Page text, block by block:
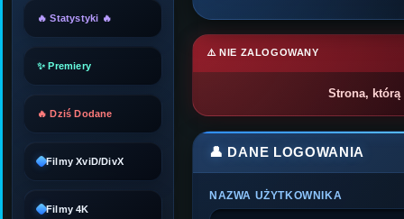
🔥 Statystyki 🔥
✨ Premiery
🔥 Dziś Dodane
Filmy XviD/DivX
Filmy 4K
⚠️ NIE ZALOGOWANY
Strona,
👤 DANE LOGOWANIA
NAZWA UŻYTKOWNIKA